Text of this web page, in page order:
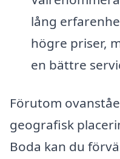
lång
högre priser,
en bättre
Förutom
geografisk
Boda kan du